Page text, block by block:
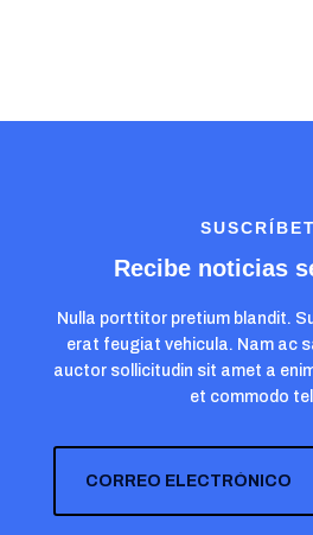
Recibe noticias
Nulla porttitor pretium blandit.
erat feugiat vehicula. Nam ac
auctor sollicitudin sit amet a
et commodo